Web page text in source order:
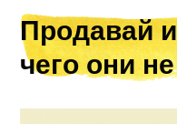
Продавай
чего они